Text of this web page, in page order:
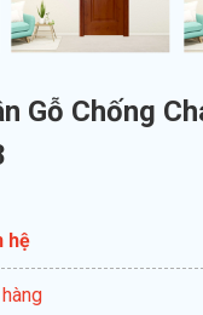
Gỗ Chống
hệ